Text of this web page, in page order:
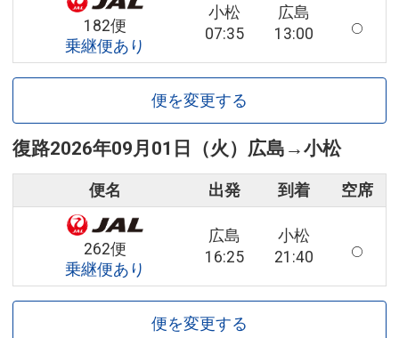
182便
乗継便あり
小松
07:35
広島
13:00
便を変更する
復路2026年09月01日（火） 広島 →小松
便名 出発 到着 空席
262便
乗継便あり
広島
16:25
小松
21:40
便を変更する